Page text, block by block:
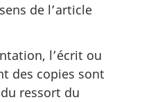
de l’article
l’écrit ou
des copies sont
ressort du